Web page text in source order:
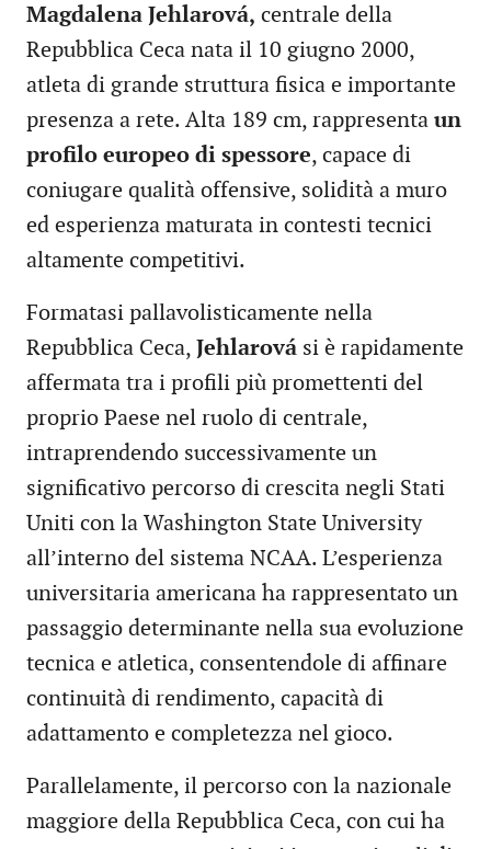
Magdalena Jehlarová, centrale della
Repubblica Ceca nata il 10 giugno 2000,
atleta di grande struttura fisica e importante
presenza a rete. Alta 189 cm, rappresenta un
profilo europeo di spessore, capace di
coniugare qualità offensive, solidità a muro
ed esperienza maturata in contesti tecnici
altamente competitivi.
Formatasi pallavolisticamente nella
Repubblica Ceca, Jehlarová si è rapidamente
affermata tra i profili più promettenti del
proprio Paese nel ruolo di centrale,
intraprendendo successivamente un
significativo percorso di crescita negli Stati
Uniti con la Washington State University
all’interno del sistema NCAA. L’esperienza
universitaria americana ha rappresentato un
passaggio determinante nella sua evoluzione
tecnica e atletica, consentendole di affinare
continuità di rendimento, capacità di
adattamento e completezza nel gioco.
Parallelamente, il percorso con la nazionale
maggiore della Repubblica Ceca, con cui ha